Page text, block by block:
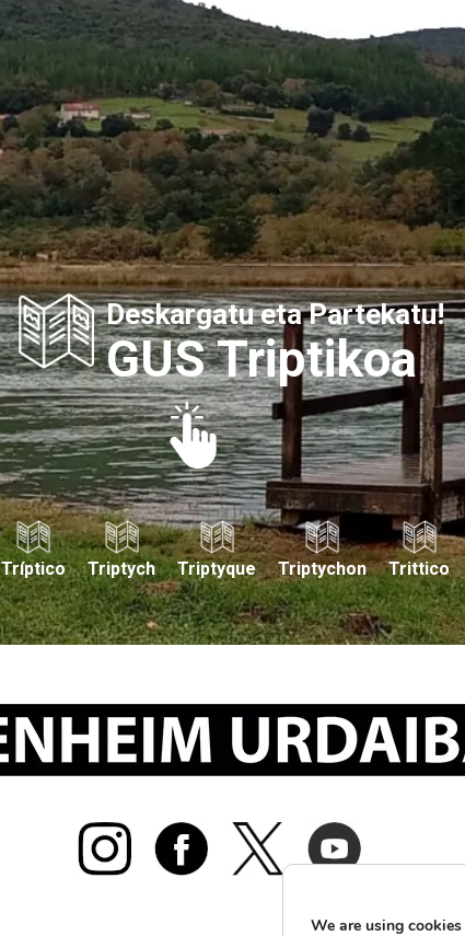
Deskargatu eta Partekatu!
GUS Triptikoa
Tríptico Triptych Triptyque Triptychon Trittico
We are using